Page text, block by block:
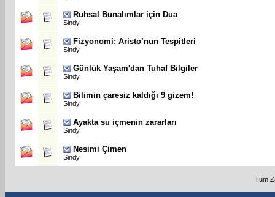
Ruhsal Bunalımlar için Dua
Sindy
Fizyonomi: Aristo’nun Tespitleri
Sindy
Günlük Yaşam'dan Tuhaf Bilgiler
Sindy
Bilimin çaresiz kaldığı 9 gizem!
Sindy
Ayakta su içmenin zararları
Sindy
Nesimi Çimen
Sindy
Tüm